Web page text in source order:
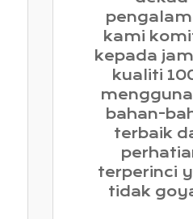
kami
kepada
kualiti
bahan-
terbaik
terperinci
tidak